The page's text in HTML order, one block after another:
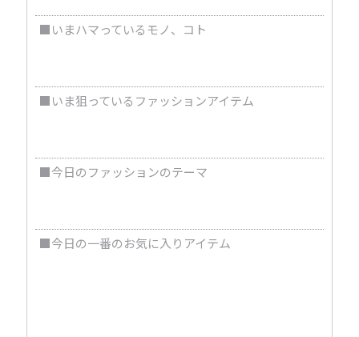
■いまハマっているモノ、コト
■いま狙っているファッションアイテム
■今日のファッションのテーマ
■今日の一番のお気に入りアイテム